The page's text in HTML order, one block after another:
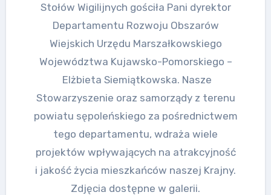
Stołów Wigilijnych gościła Pani dyrektor
Departamentu Rozwoju Obszarów
Wiejskich Urzędu Marszałkowskiego
Województwa Kujawsko-Pomorskiego –
Elżbieta Siemiątkowska. Nasze
Stowarzyszenie oraz samorządy z terenu
powiatu sępoleńskiego za pośrednictwem
tego departamentu, wdraża wiele
projektów wpływających na atrakcyjność
i jakość życia mieszkańców naszej Krajny.
Zdjęcia dostępne w galerii.